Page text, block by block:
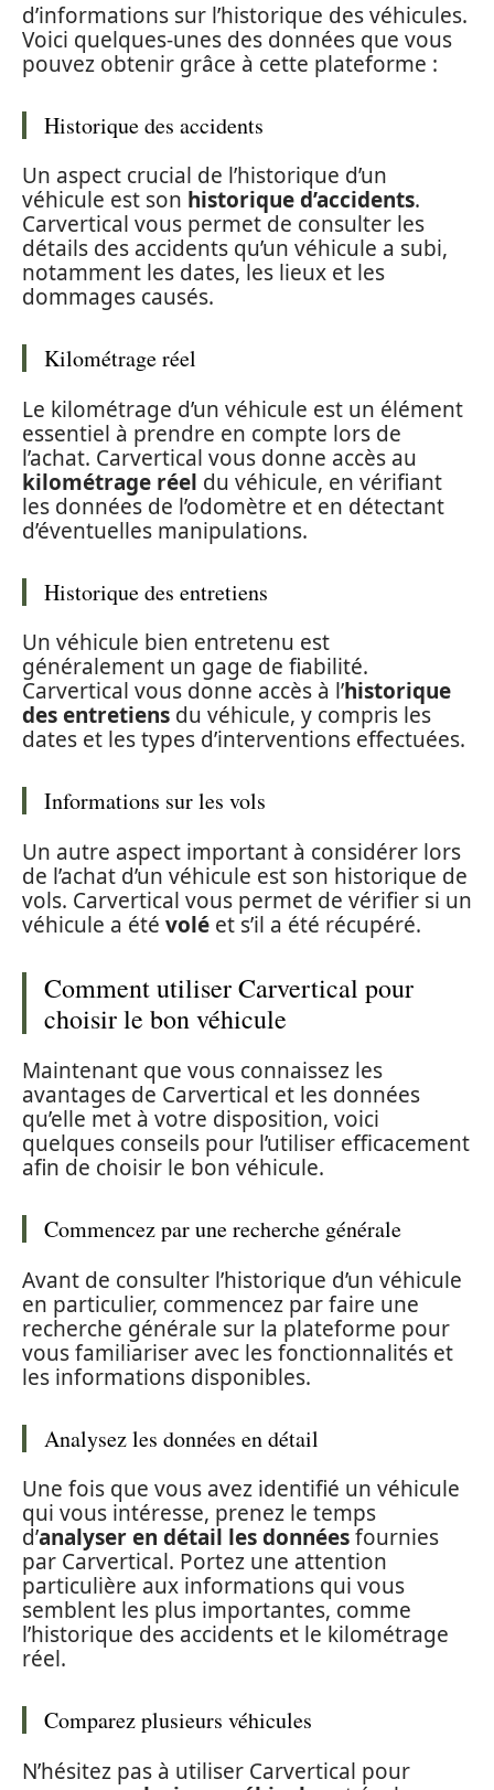
d’informations sur l’historique des véhicules.
Voici quelques-unes des données que vous
pouvez obtenir grâce à cette plateforme :
Historique des accidents
Un aspect crucial de l’historique d’un
véhicule est son historique d’accidents.
Carvertical vous permet de consulter les
détails des accidents qu’un véhicule a subi,
notamment les dates, les lieux et les
dommages causés.
Kilométrage réel
Le kilométrage d’un véhicule est un élément
essentiel à prendre en compte lors de
l’achat. Carvertical vous donne accès au
kilométrage réel du véhicule, en vérifiant
les données de l’odomètre et en détectant
d’éventuelles manipulations.
Historique des entretiens
Un véhicule bien entretenu est
généralement un gage de fiabilité.
Carvertical vous donne accès à l’historique
des entretiens du véhicule, y compris les
dates et les types d’interventions effectuées.
Informations sur les vols
Un autre aspect important à considérer lors
de l’achat d’un véhicule est son historique de
vols. Carvertical vous permet de vérifier si un
véhicule a été volé et s’il a été récupéré.
Comment utiliser Carvertical pour
choisir le bon véhicule
Maintenant que vous connaissez les
avantages de Carvertical et les données
qu’elle met à votre disposition, voici
quelques conseils pour l’utiliser efficacement
afin de choisir le bon véhicule.
Commencez par une recherche générale
Avant de consulter l’historique d’un véhicule
en particulier, commencez par faire une
recherche générale sur la plateforme pour
vous familiariser avec les fonctionnalités et
les informations disponibles.
Analysez les données en détail
Une fois que vous avez identifié un véhicule
qui vous intéresse, prenez le temps
d’analyser en détail les donnéesfournies
par Carvertical. Portez une attention
particulière aux informations qui vous
semblent les plus importantes, comme
l’historique des accidents et le kilométrage
réel.
Comparez plusieurs véhicules
N’hésitez pas à utiliser Carvertical pour